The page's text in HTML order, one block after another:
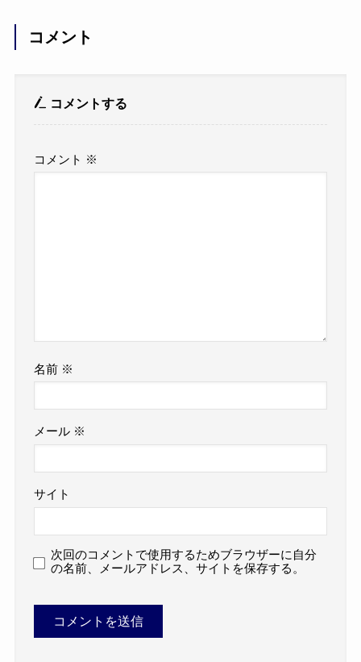
コメント
コメントする
コメント ※
名前 ※
メール ※
サイト
次回のコメントで使用するためブラウザーに自分
の名前、メールアドレス、サイトを保存する。